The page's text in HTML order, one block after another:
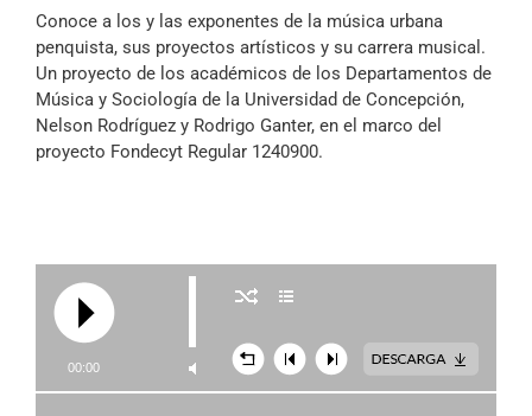
Archivo Sonoro
Conoce a los y las exponentes de la música urbana
penquista, sus proyectos artísticos y su carrera musical.
Un proyecto de los académicos de los Departamentos de
Música y Sociología de la Universidad de Concepción,
Nelson Rodríguez y Rodrigo Ganter, en el marco del
proyecto Fondecyt Regular 1240900.
00:00